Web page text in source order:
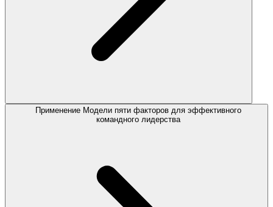
Применение Модели пяти факторов для эффективного
командного лидерства